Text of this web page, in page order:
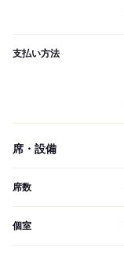
支払い方法
席・設備
席数
個室